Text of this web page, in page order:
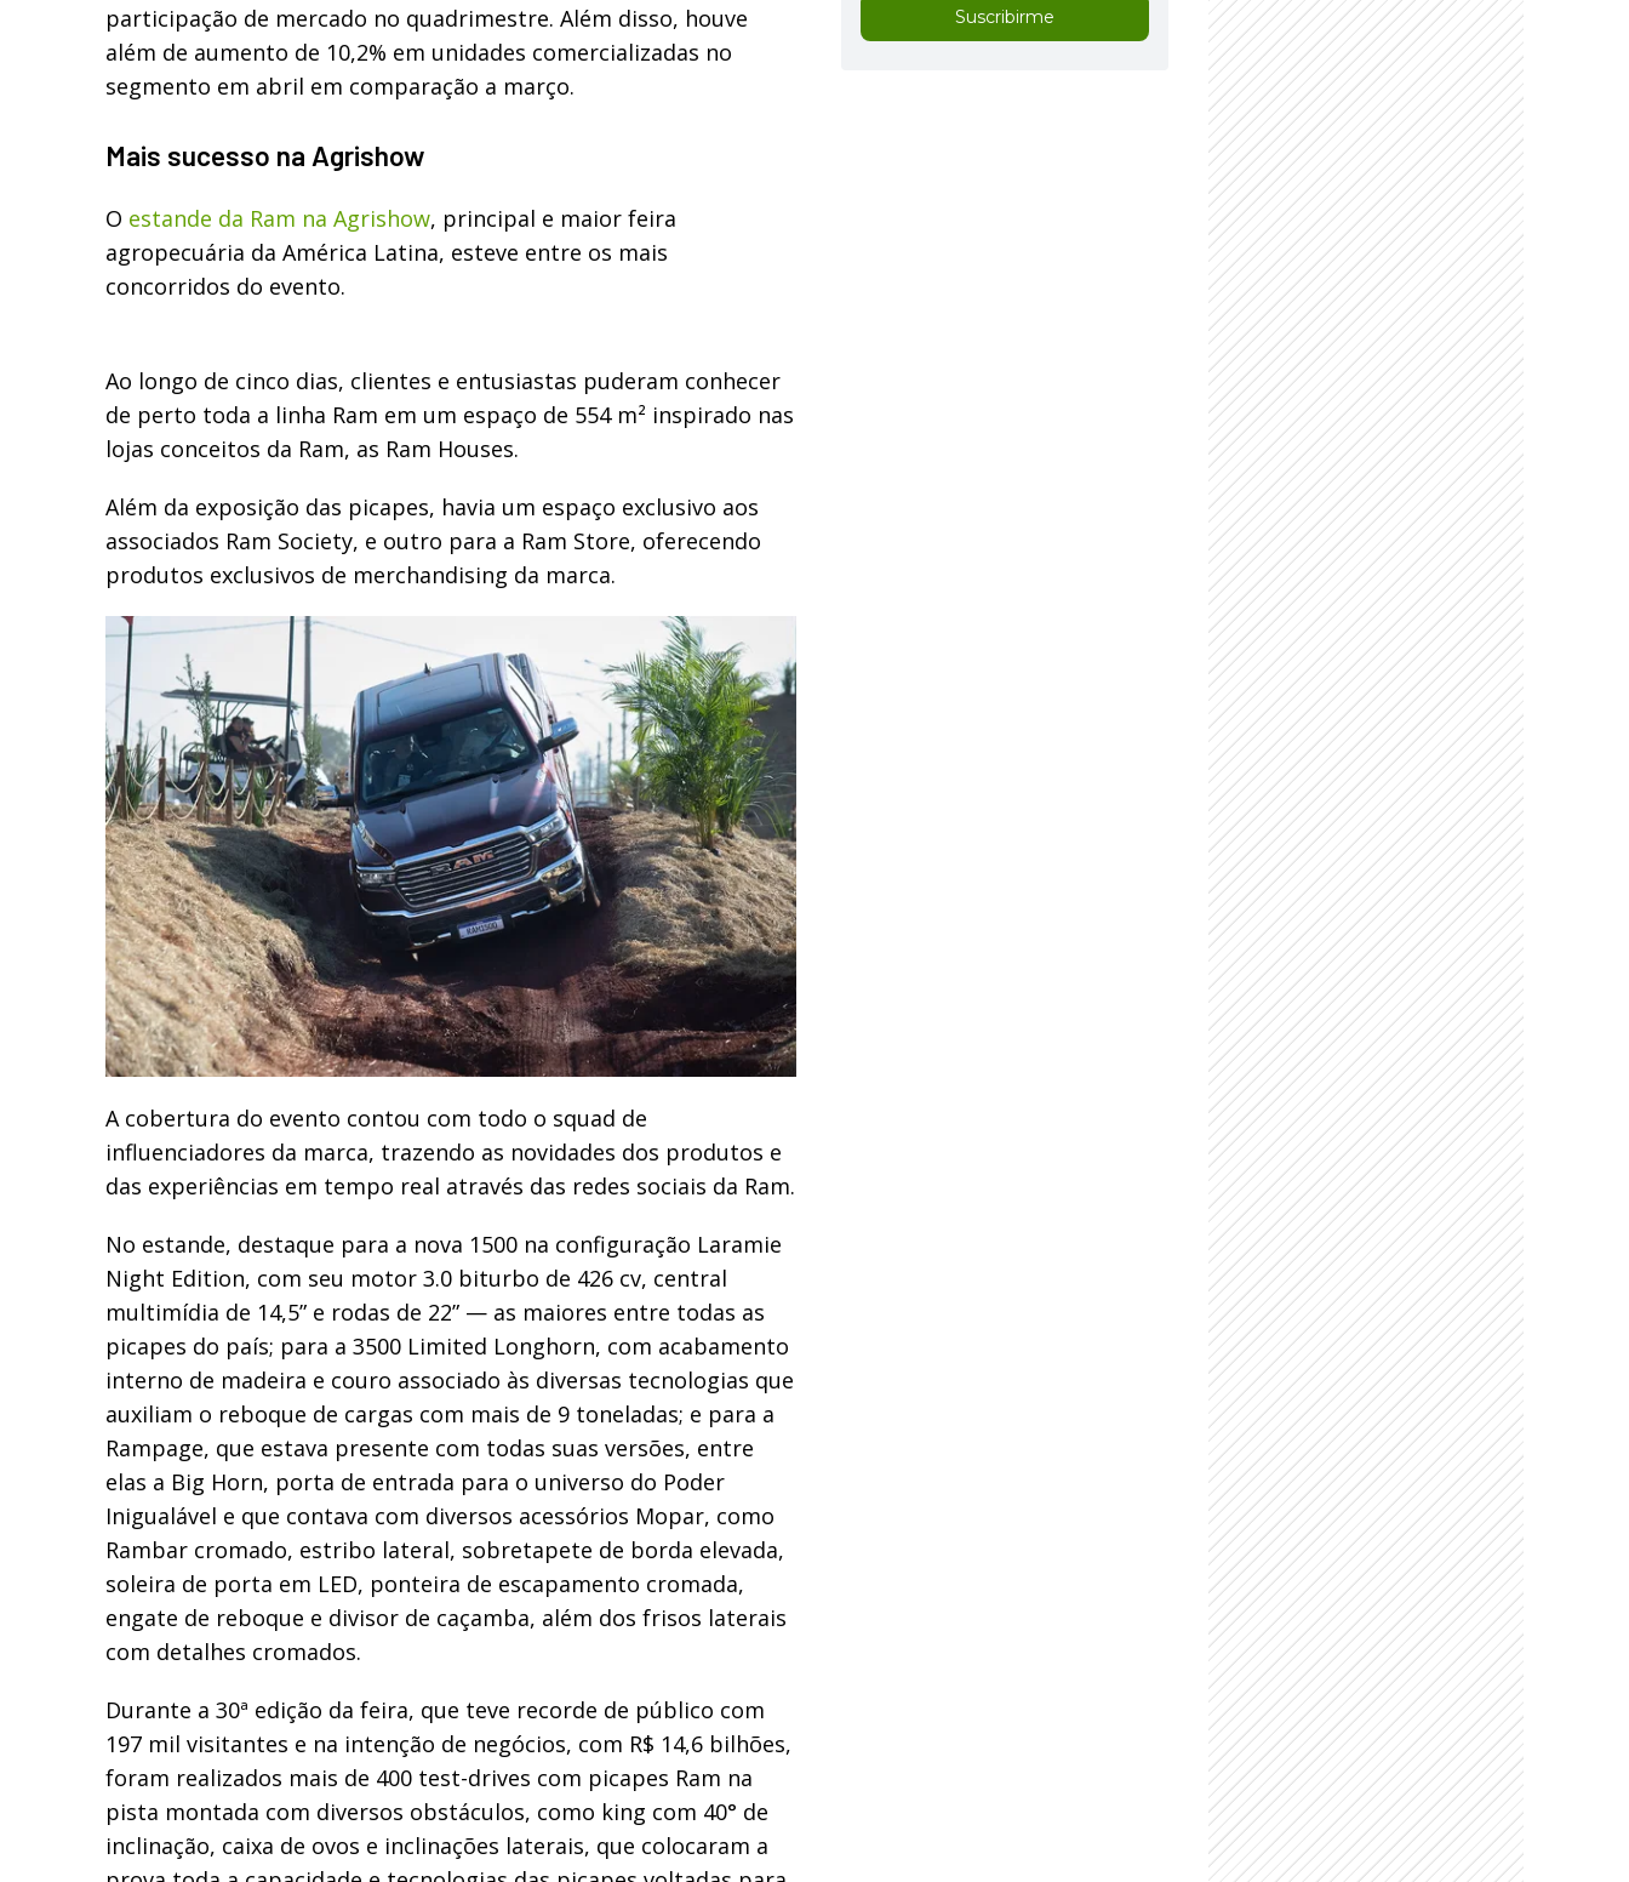
participação de mercado no quadrimestre. Além disso, houve
além de aumento de 10,2% em unidades comercializadas no
segmento em abril em comparação a março.
Mais sucesso na Agrishow
O estande da Ram na Agrishow, principal e maior feira
agropecuária da América Latina, esteve entre os mais
concorridos do evento.
Ao longo de cinco dias, clientes e entusiastas puderam conhecer
de perto toda a linha Ram em um espaço de 554 m² inspirado nas
lojas conceitos da Ram, as Ram Houses.
Além da exposição das picapes, havia um espaço exclusivo aos
associados Ram Society, e outro para a Ram Store, oferecendo
produtos exclusivos de merchandising da marca.
A cobertura do evento contou com todo o squad de
influenciadores da marca, trazendo as novidades dos produtos e
das experiências em tempo real através das redes sociais da Ram.
No estande, destaque para a nova 1500 na configuração Laramie
Night Edition, com seu motor 3.0 biturbo de 426 cv, central
multimídia de 14,5” e rodas de 22” — as maiores entre todas as
picapes do país; para a 3500 Limited Longhorn, com acabamento
interno de madeira e couro associado às diversas tecnologias que
auxiliam o reboque de cargas com mais de 9 toneladas; e para a
Rampage, que estava presente com todas suas versões, entre
elas a Big Horn, porta de entrada para o universo do Poder
Inigualável e que contava com diversos acessórios Mopar, como
Rambar cromado, estribo lateral, sobretapete de borda elevada,
soleira de porta em LED, ponteira de escapamento cromada,
engate de reboque e divisor de caçamba, além dos frisos laterais
com detalhes cromados.
Durante a 30ª edição da feira, que teve recorde de público com
197 mil visitantes e na intenção de negócios, com R$ 14,6 bilhões,
foram realizados mais de 400 test-drives com picapes Ram na
pista montada com diversos obstáculos, como king com 40° de
inclinação, caixa de ovos e inclinações laterais, que colocaram a
Suscribirme